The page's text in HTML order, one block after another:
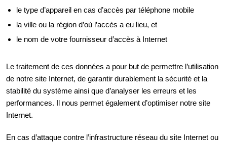
le type d’appareil en cas d’accès par téléphone mobile
la ville ou la région d’où l’accès a eu lieu, et
le nom de votre fournisseur d’accès à Internet
Le traitement de ces données a pour but de permettre l’utilisation
de notre site Internet, de garantir durablement la sécurité et la
stabilité du système ainsi que d’analyser les erreurs et les
performances. Il nous permet également d’optimiser notre site
Internet.
En cas d’attaque contre l’infrastructure réseau du site Internet ou